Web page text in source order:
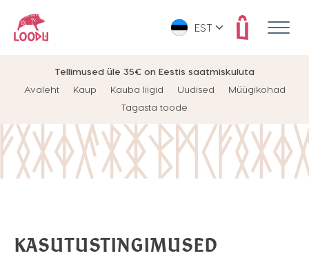
Tellimused üle 35€ on Eestis saatmiskuluta
Avaleht
Kaup Kauba liigid Uudised
Müügikohad
Tagasta toode
EST
KASUTUSTINGIMUSED